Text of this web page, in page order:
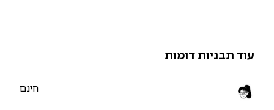
תבניות דומות